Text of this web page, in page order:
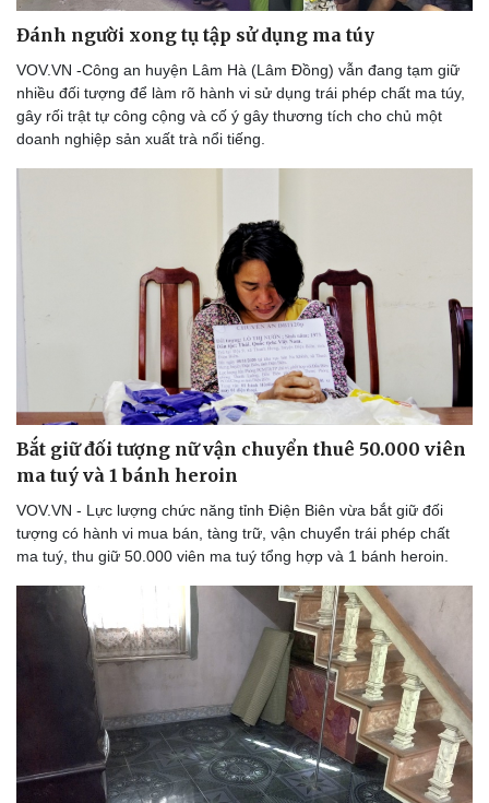
Thể thao
Bóng đá
Lịch thi đấu bóng đá
Thế giới thể thao
Hậu trường
Ô tô - Xe máy
Ô tô
Xe máy
Tư vấn
Đánh người xong tụ tập sử dụng ma túy
VOV.VN -Công an huyện Lâm Hà (Lâm Đồng) vẫn đang tạm giữ
nhiều đối tượng để làm rõ hành vi sử dụng trái phép chất ma túy,
gây rối trật tự công cộng và cố ý gây thương tích cho chủ một
doanh nghiệp sản xuất trà nổi tiếng.
Bắt giữ đối tượng nữ vận chuyển thuê 50.000 viên
ma tuý và 1 bánh heroin
VOV.VN - Lực lượng chức năng tỉnh Điện Biên vừa bắt giữ đối
tượng có hành vi mua bán, tàng trữ, vận chuyển trái phép chất
ma tuý, thu giữ 50.000 viên ma tuý tổng hợp và 1 bánh heroin.